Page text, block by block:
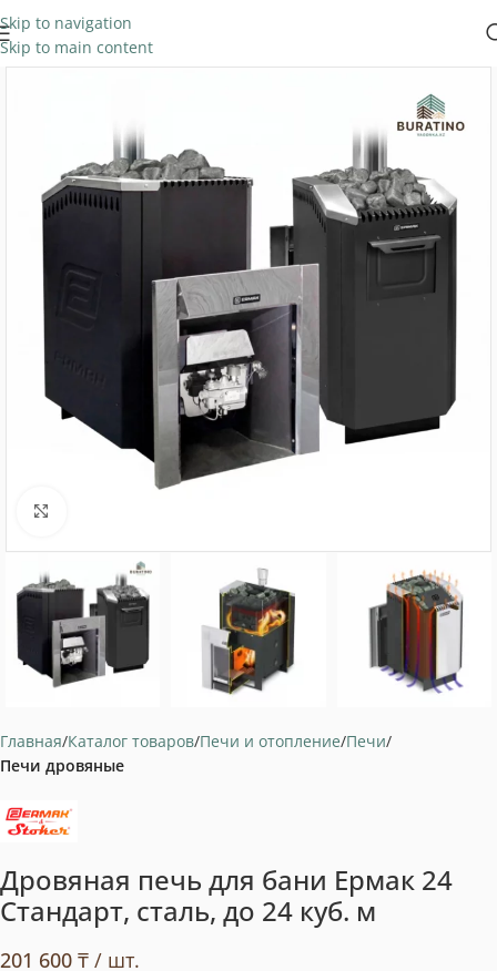
Skip to navigation
Skip to main content
Главная Каталог товаров Печи и отопление Печи
Печи дровяные
Дровяная печь для бани Ермак 24
Стандарт, сталь, до 24 куб. м
201 600 ₸ / шт.